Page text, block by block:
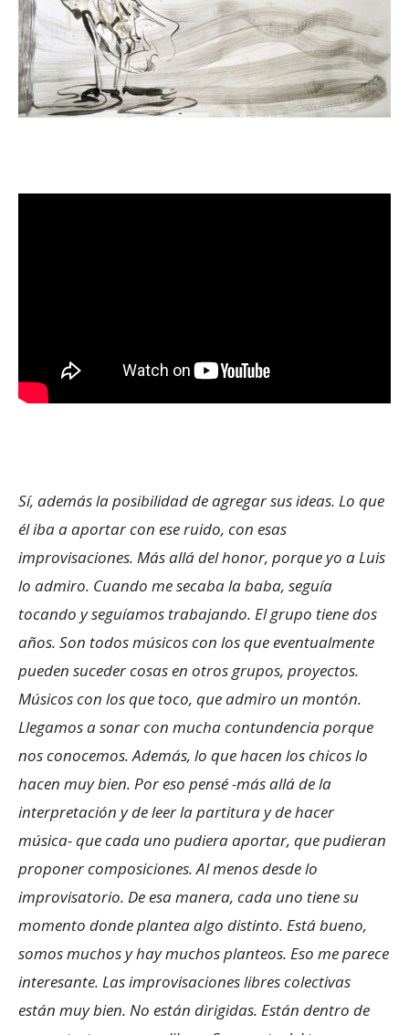
Sí, además la posibilidad de agregar sus ideas. Lo que
él iba a aportar con ese ruido, con esas
improvisaciones. Más allá del honor, porque yo a Luis
lo admiro. Cuando me secaba la baba, seguía
tocando y seguíamos trabajando. El grupo tiene dos
años. Son todos músicos con los que eventualmente
pueden suceder cosas en otros grupos, proyectos.
Músicos con los que toco, que admiro un montón.
Llegamos a sonar con mucha contundencia porque
nos conocemos. Además, lo que hacen los chicos lo
hacen muy bien. Por eso pensé -más allá de la
interpretación y de leer la partitura y de hacer
música- que cada uno pudiera aportar, que pudieran
proponer composiciones. Al menos desde lo
improvisatorio. De esa manera, cada uno tiene su
momento donde plantea algo distinto. Está bueno,
somos muchos y hay muchos planteos. Eso me parece
interesante. Las improvisaciones libres colectivas
están muy bien. No están dirigidas. Están dentro de